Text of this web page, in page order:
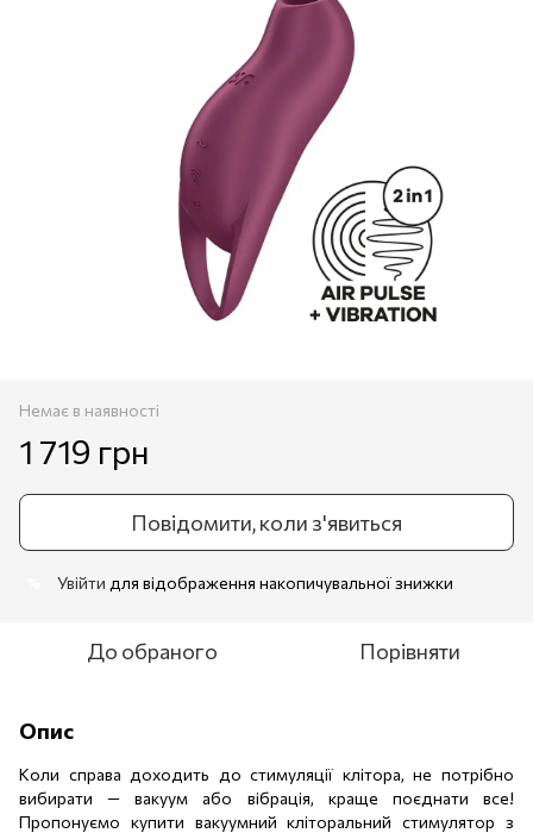
Немає в наявності
1 719 грн
Повідомити, коли з'явиться
Увійти для відображення накопичувальної знижки
До обраного Порівняти
Опис
Коли справа доходить до стимуляції клітора, не потрібно
вибирати — вакуум або вібрація, краще поєднати все!
Пропонуємо купити вакуумний кліторальний стимулятор з